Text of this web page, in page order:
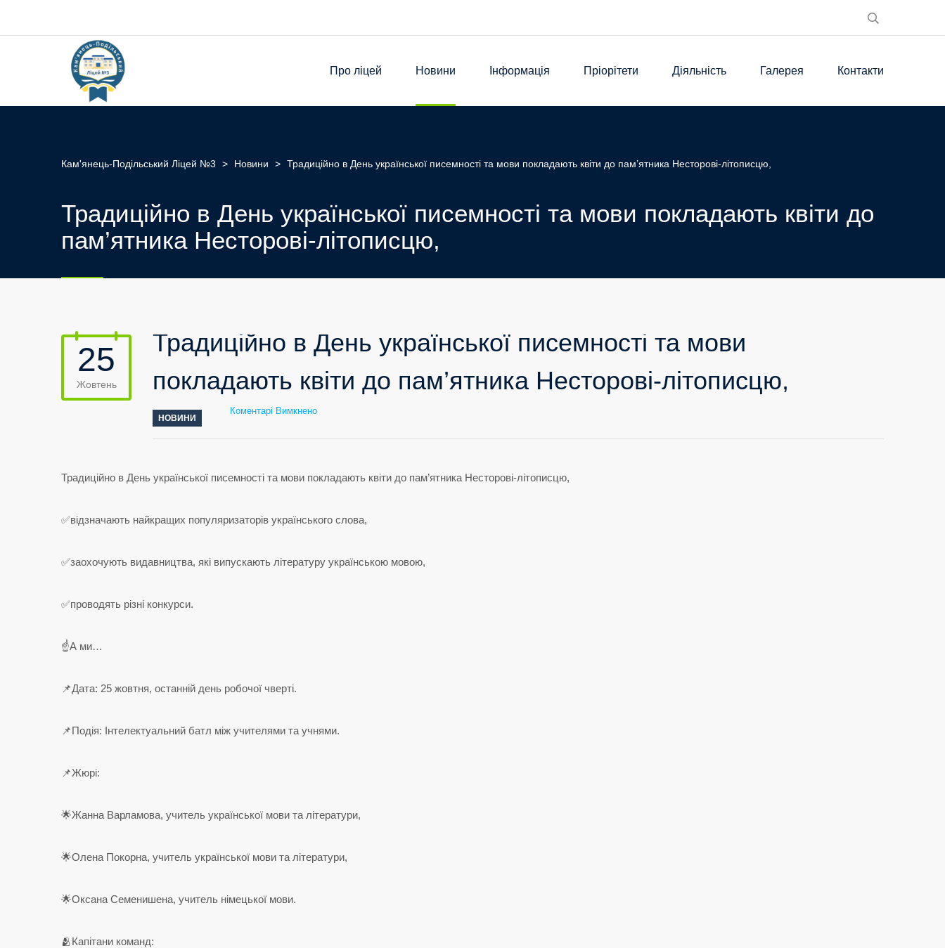
Про ліцей Новини Інформація Пріорітети Діяльність Галерея Контакти
Кам'янець-Подільський Ліцей №3 > Новини > Традиційно в День української писемності та мови покладають квіти до пам’ятника Несторові-літописцю,
Традиційно в День української писемності та мови покладають квіти до
пам’ятника Несторові-літописцю,
25
Жовтень
Традиційно в День української писемності та мови
покладають квіти до пам’ятника Несторові-літописцю,
НОВИНИ
Коментарі Вимкненодо
Традиційно
в
до
пам’ятника
Традиційно в День української писемності та мови покладають квіти до пам’ятника Несторові-літописцю,
✅відзначають найкращих популяризаторів українського слова,
✅заохочують видавництва, які випускають літературу українською мовою,
✅проводять різні конкурси.
☝️А ми…
📌Дата: 25 жовтня, останній день робочої чверті.
📌Подія: Інтелектуальний батл між учителями та учнями.
📌Жюрі:
🌟Жанна Варламова, учитель української мови та літератури,
🌟Олена Покорна, учитель української мови та літератури,
🌟Оксана Семенишена, учитель німецької мови.
🫂Капітани команд: